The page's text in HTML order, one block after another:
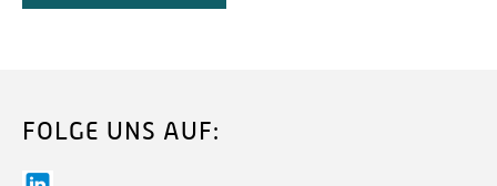
FOLGE UNS AUF: